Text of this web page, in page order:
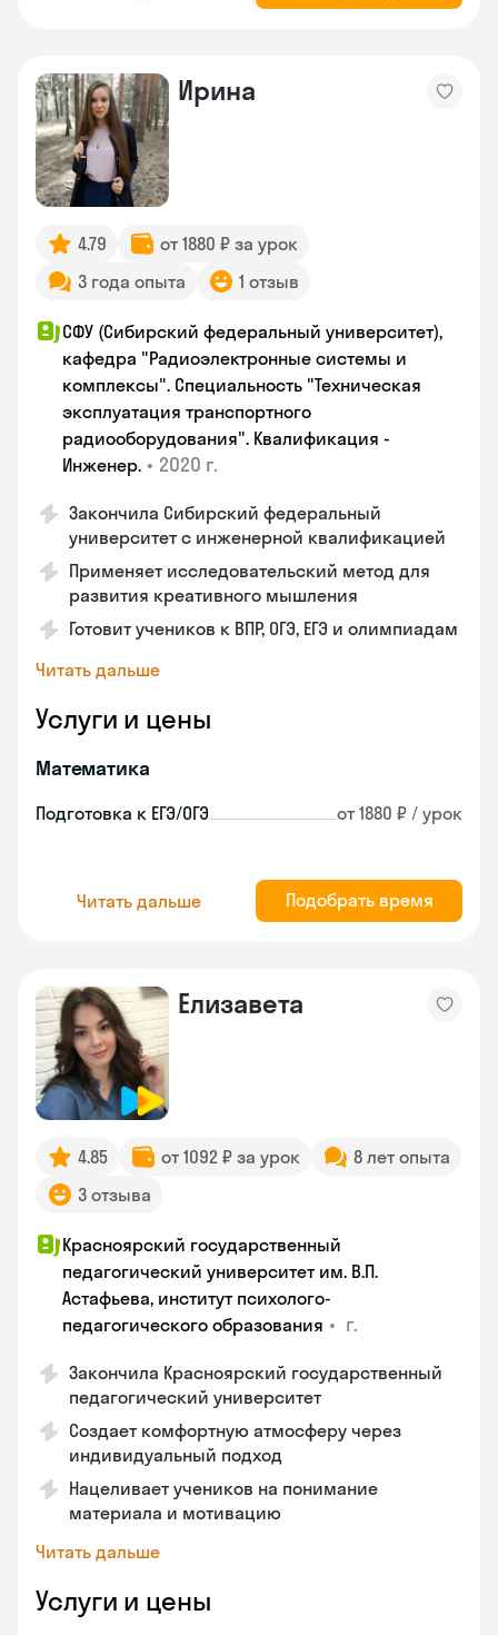
Ирина
4.79
от 1880 ₽ за урок
3 года опыта
1 отзыв
СФУ (Сибирский федеральный университет),
кафедра "Радиоэлектронные системы и
комплексы". Специальность "Техническая
эксплуатация транспортного
радиооборудования". Квалификация -
Инженер. • 2020 г.
Закончила Сибирский федеральный
университет с инженерной квалификацией
Применяет исследовательский метод для
развития креативного мышления
Готовит учеников к ВПР, ОГЭ, ЕГЭ и олимпиадам
Читать дальше
Услуги и цены
Математика
Подготовка к ЕГЭ/ОГЭ от 1880 ₽ / урок
Читать дальше Подобрать время
Елизавета
4.85 от 1092 ₽ за урок
8 лет опыта
3 отзыва
Красноярский государственный
педагогический университет им. В.П.
Астафьева, институт психолого-
педагогического образования • г.
Закончила Красноярский государственный
педагогический университет
Создает комфортную атмосферу через
индивидуальный подход
Нацеливает учеников на понимание
материала и мотивацию
Читать дальше
Услуги и цены